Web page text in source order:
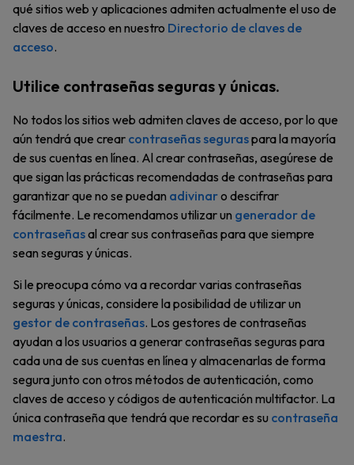
qué sitios web y aplicaciones admiten actualmente el uso de
claves de acceso en nuestro Directorio de claves de
acceso.
Utilice contraseñas seguras y únicas.
No todos los sitios web admiten claves de acceso, por lo que
aún tendrá que crear contraseñas seguraspara la mayoría
de sus cuentas en línea. Al crear contraseñas, asegúrese de
que sigan las prácticas recomendadas de contraseñas para
garantizar que no se puedan adivinaro descifrar
fácilmente. Le recomendamos utilizar un generador de
contraseñasal crear sus contraseñas para que siempre
sean seguras y únicas.
Si le preocupa cómo va a recordar varias contraseñas
seguras y únicas, considere la posibilidad de utilizar un
gestor de contraseñas. Los gestores de contraseñas
ayudan a los usuarios a generar contraseñas seguras para
cada una de sus cuentas en línea y almacenarlas de forma
segura junto con otros métodos de autenticación, como
claves de acceso y códigos de autenticación multifactor. La
única contraseña que tendrá que recordar es su contraseña
maestra.